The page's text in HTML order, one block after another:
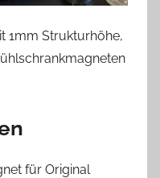
1mm Strukturhöhe,
für Original